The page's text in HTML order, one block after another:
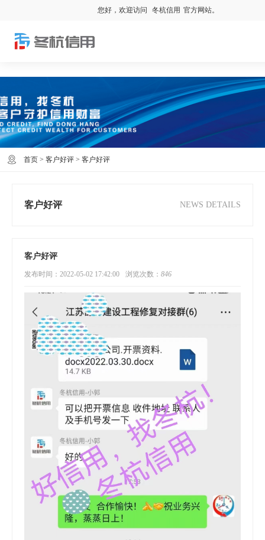
您好，欢迎访问 冬杭信用 官方网站。
首页 > 客户好评 > 客户好评
客户好评 NEWS DETAILS
客户好评
发布时间：2022-05-02 17:42:00 浏览次数： 846